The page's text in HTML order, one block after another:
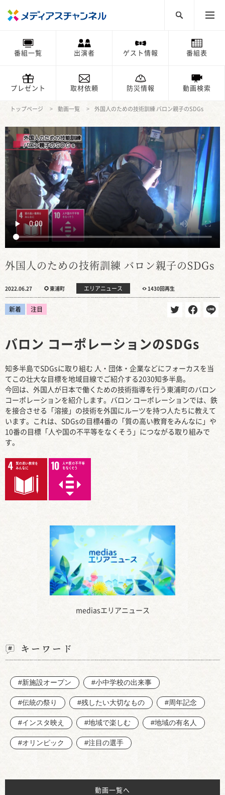
番組一覧 出演者 ゲスト情報 番組表
プレゼント 取材依頼 防災情報 動画検索
トップページ 動画一覧 外国人のための技術訓練 バロン親子のSDGs
外国人のための技術訓練 バロン親子のSDGs
2022.06.27 東浦町 エリアニュース 1430回再生
新着 注目
mediasエリアニュース
バロン コーポレーションのSDGs
知多半島でSDGsに取り組む 人・団体・企業などにフォーカスを当
てこの壮大な目標を地域目線でご紹介する2030知多半島。
今回は、外国人が日本で働くための技術指導を行う東浦町のバロン
コーポレーションを紹介します。バロン コーポレーションでは、鉄
を接合させる「溶接」の技術を外国にルーツを持つ人たちに教えて
います。これは、SDGsの目標4番の「質の高い教育をみんなに」や
10番の目標「人や国の不平等をなくそう」につながる取り組みで
す。
キーワード
#新施設オープン #小中学校の出来事
#伝統の祭り #残したい大切なもの #周年記念
#インスタ映え #地域で楽しむ #地域の有名人
#オリンピック #注目の選手
動画一覧へ